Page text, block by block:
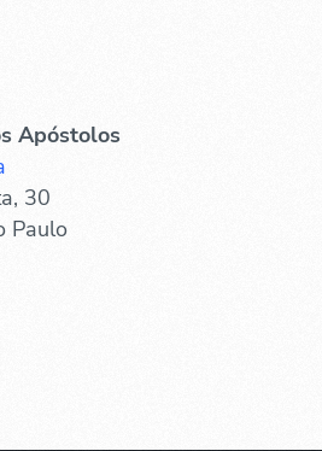
Apóstolos
30
Paulo